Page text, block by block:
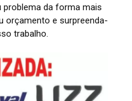
problema da forma mais
orçamento e surpreenda-
trabalho.